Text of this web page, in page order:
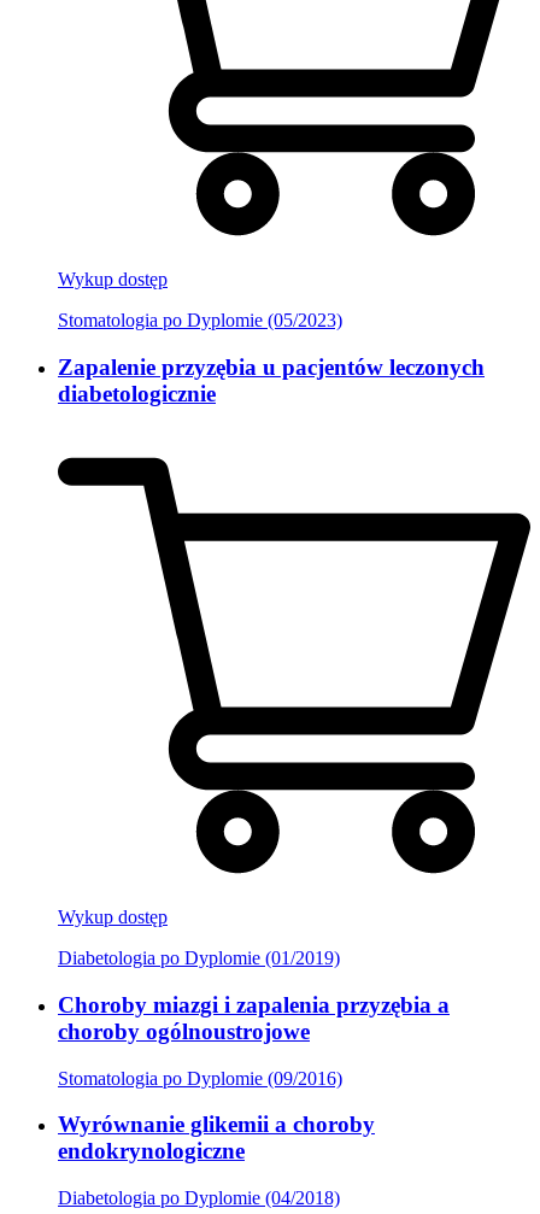
Wykup dostęp
Stomatologia po Dyplomie (05/2023)
Zapalenie przyzębia u pacjentów leczonych
diabetologicznie
Wykup dostęp
Diabetologia po Dyplomie (01/2019)
Choroby miazgi i zapalenia przyzębia a
choroby ogólnoustrojowe
Stomatologia po Dyplomie (09/2016)
Wyrównanie glikemii a choroby
endokrynologiczne
Diabetologia po Dyplomie (04/2018)